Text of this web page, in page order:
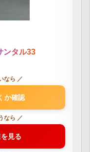
ンタル33
なら ／
か確認
なら ／
見る